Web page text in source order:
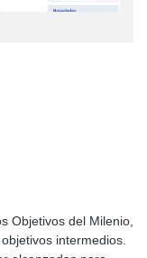
Objetivos del Milenio,
intermedios.